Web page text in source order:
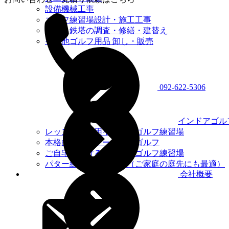
設備機械工事
ゴルフ練習場設計・施工工事
鉄柱・鉄塔の調査・修繕・建替え
その他ゴルフ用品 卸し・販売
インドアゴ
レッスンプロ用インドアゴルフ練習場
本格的シミュレーションゴルフ
ご自宅におけるインドアゴルフ練習場
パター練習場設計施工（ご家庭の庭先にも最適）
092-622-5306
会社概要